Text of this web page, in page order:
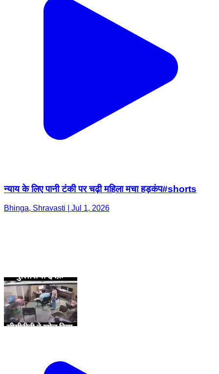
न्याय के लिए पानी टंकी पर चढ़ी महिला मचा हड़कंप#shorts
Bhinga, Shravasti | Jul 1, 2026